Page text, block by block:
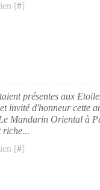
[#]
présentes aux
invité d'honneur cette
Mandarin Oriental à
riche...
[#]